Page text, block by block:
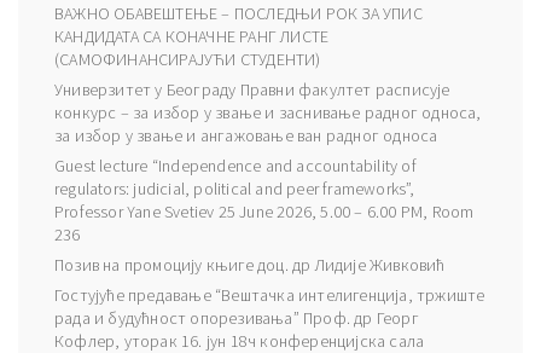
ВАЖНО ОБАВЕШТЕЊЕ – ПОСЛЕДЊИ РОК ЗА УПИС
КАНДИДАТА СА КОНАЧНЕ РАНГ ЛИСТЕ
(САМОФИНАНСИРАЈУЋИ СТУДЕНТИ)
Универзитет у Београду Правни факултет расписује
конкурс – за избор у звање и заснивање радног односа,
за избор у звање и ангажовање ван радног односа
Guest lecture “Independence and accountability of
regulators: judicial, political and peer frameworks”,
Professor Yane Svetiev 25 June 2026, 5.00 – 6.00 PM, Room
236
Позив на промоцију књиге доц. др Лидије Живковић
Гостујуће предавање “Вештачка интелигенција, тржиште
рада и будућност опорезивања” Проф. др Георг
Кофлер, уторак 16. јун 18ч конференцијска сала